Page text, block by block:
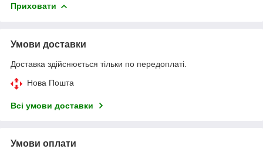
Приховати
Умови доставки
Доставка здійснюється тільки по передоплаті.
Нова Пошта
Всі умови доставки
Умови оплати